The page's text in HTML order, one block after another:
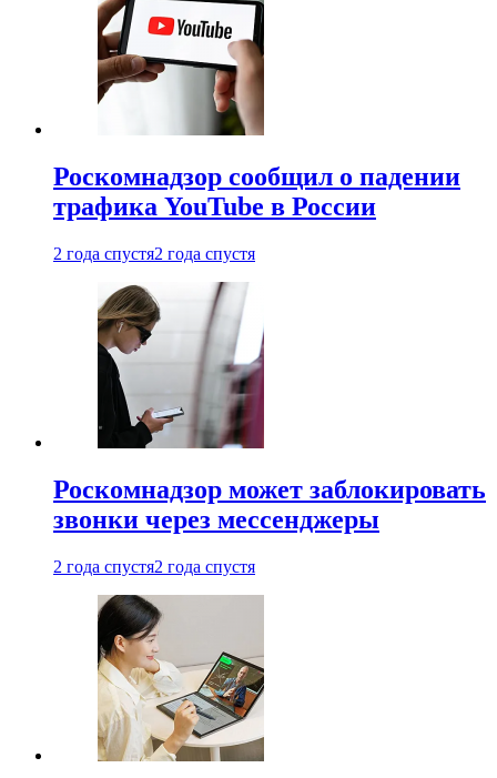
Роскомнадзор сообщил о падении
трафика YouTube в России
2 года спустя2 года спустя
Роскомнадзор может заблокировать
звонки через мессенджеры
2 года спустя2 года спустя